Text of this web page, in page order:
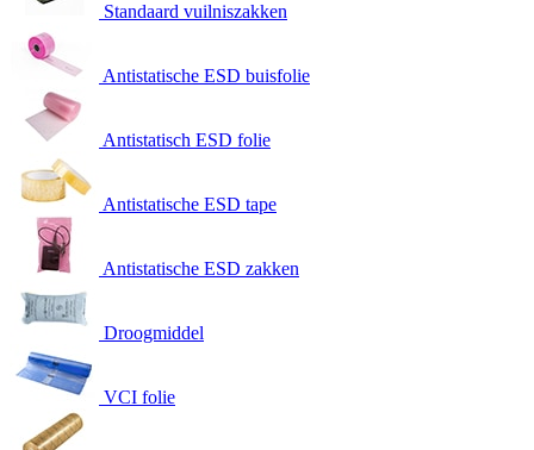
Standaard vuilniszakken
Antistatische ESD buisfolie
Antistatisch ESD folie
Antistatische ESD tape
Antistatische ESD zakken
Droogmiddel
VCI folie